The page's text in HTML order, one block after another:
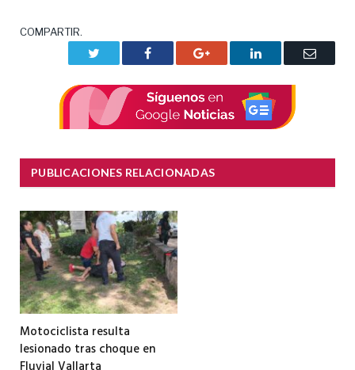
COMPARTIR.
Facebook Google+ LinkedIn
Correo
PUBLICACIONES RELACIONADAS
Motociclista resulta
lesionado tras choque en